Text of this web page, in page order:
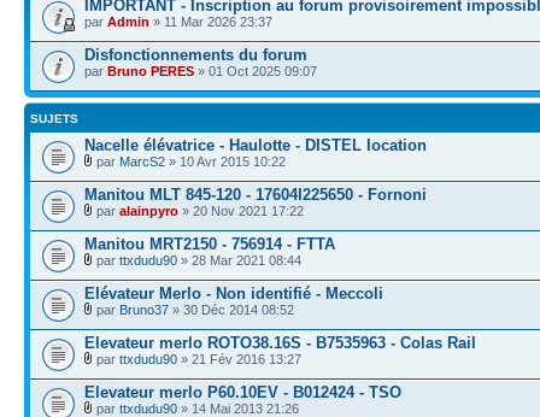
IMPORTANT - Inscription au forum provisoirement
par Admin » 11 Mar 2026 23:37
Disfonctionnements du forum
par Bruno PERES » 01 Oct 2025 09:07
SUJETS
Nacelle élévatrice - Haulotte - DISTEL location
par MarcS2 » 10 Avr 2015 10:22
Manitou MLT 845-120 - 17604I225650 - Fornoni
par alainpyro » 20 Nov 2021 17:22
Manitou MRT2150 - 756914 - FTTA
par ttxdudu90 » 28 Mar 2021 08:44
Elévateur Merlo - Non identifié - Meccoli
par Bruno37 » 30 Déc 2014 08:52
Elevateur merlo ROTO38.16S - B7535963 - Colas Rail
par ttxdudu90 » 21 Fév 2016 13:27
Elevateur merlo P60.10EV - B012424 - TSO
par ttxdudu90 » 14 Mai 2013 21:26